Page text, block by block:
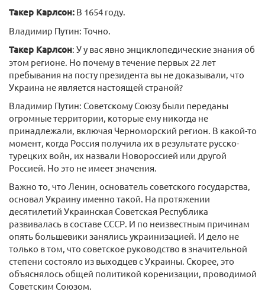
Такер Карлсон: В 1654 году.
Владимир Путин: Точно.
Такер Карлсон: У у вас явно энциклопедические знания об
этом регионе. Но почему в течение первых 22 лет
пребывания на посту президента вы не доказывали, что
Украина не является настоящей страной?
Владимир Путин: Советскому Союзу были переданы
огромные территории, которые ему никогда не
принадлежали, включая Черноморский регион. В какой-то
момент, когда Россия получила их в результате русско-
турецких войн, их назвали Новороссией или другой
Россией. Но это не имеет значения.
Важно то, что Ленин, основатель советского государства,
основал Украину именно такой. На протяжении
десятилетий Украинская Советская Республика
развивалась в составе СССР. И по неизвестным причинам
опять большевики занялись украинизацией. И дело не
только в том, что советское руководство в значительной
степени состояло из выходцев с Украины. Скорее, это
объяснялось общей политикой коренизации, проводимой
Советским Союзом.